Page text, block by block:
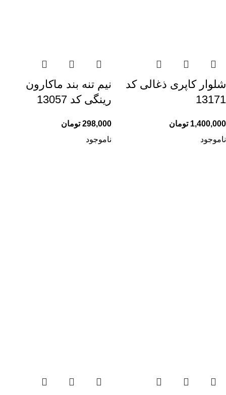
شلوار کاپری ذغالی کد
13171
1,400,000 تومان
نیم تنه بند ماکارون
رینگی کد 13057
298,000 تومان
ناموجود
ناموجود